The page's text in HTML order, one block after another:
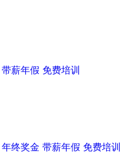
带薪年假 免费培训
年终奖金 带薪年假 免费培训